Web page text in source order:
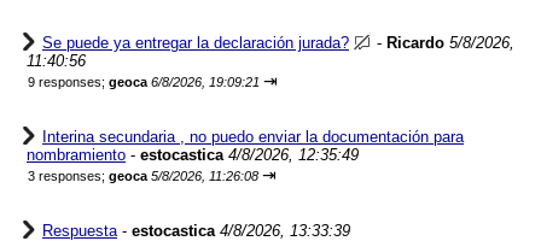
Se puede ya entregar la declaración jurada? - Ricardo 5/8/2026,
11:40:56
9 responses; geoca 6/8/2026, 19:09:21 ⇥
Interina secundaria , no puedo enviar la documentación para
nombramiento - estocastica 4/8/2026, 12:35:49
3 responses; geoca 5/8/2026, 11:26:08 ⇥
Respuesta- estocastica 4/8/2026, 13:33:39